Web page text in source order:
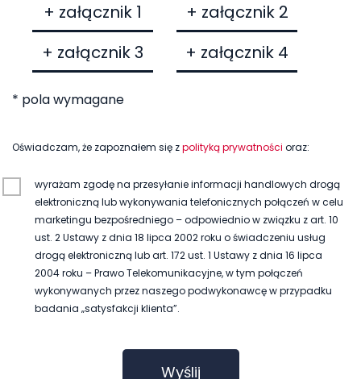
+ załącznik 1
+ załącznik 2
+ załącznik 3
+ załącznik 4
* pola wymagane
Oświadczam, że zapoznałem się zpolityką prywatności oraz:
wyrażam zgodę na przesyłanie informacji handlowych drogą
elektroniczną lub wykonywania telefonicznych połączeń w celu
marketingu bezpośredniego – odpowiednio w związku z art. 10
ust. 2 Ustawy z dnia 18 lipca 2002 roku o świadczeniu usług
drogą elektroniczną lub art. 172 ust. 1 Ustawy z dnia 16 lipca
2004 roku – Prawo Telekomunikacyjne, w tym połączeń
wykonywanych przez naszego podwykonawcę w przypadku
badania „satysfakcji klienta”.